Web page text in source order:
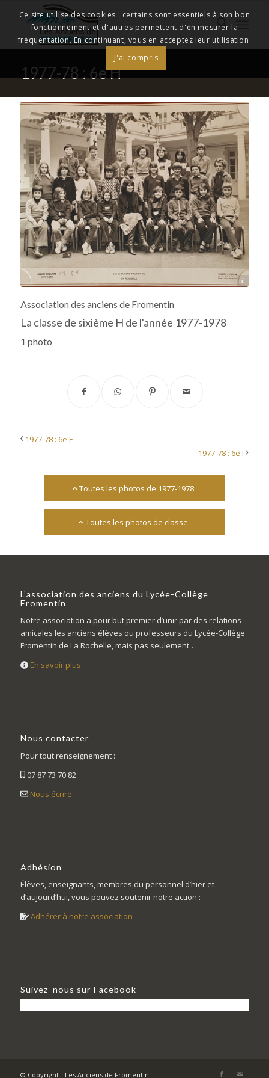
1977-78 : 6e H
Archives départementales 17
Association des anciens de Fromentin
La classe de sixième H de l'année 1977-1978
1 photo
1977-78 : 6e E
1977-78 : 6e I
Toutes les photos de 1977-1978
Toutes les photos de classe
L’association des anciens du Lycée-Collège
Fromentin
Notre association a pour but premier d’unir par des relations
amicales les anciens élèves ou professeurs du Lycée-Collège
Fromentin de La Rochelle, mais pas seulement…
En savoir plus
Nous contacter
Pour tout renseignement :
07 87 73 70 82
Nous écrire
Adhésion
Élèves, enseignants, membres du personnel d’hier et
d’aujourd’hui, vous pouvez soutenir notre action :
Adhérer à notre association
Suivez-nous sur Facebook
© Copyright - Les Anciens de Fromentin
Ce site utilise des cookies : certains sont essentiels à son bon
fonctionnement et d'autres permettent d'en mesurer la
fréquentation. En continuant, vous en acceptez leur utilisation.
J'ai compris